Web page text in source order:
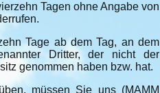
Tagen ohne Angabe von
Tage ab dem Tag, an dem
Dritter, der nicht der
genommen haben bzw. hat.
müssen Sie uns (MAMM